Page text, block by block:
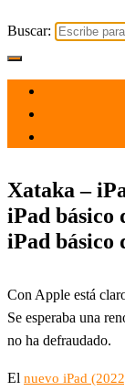
Buscar:
Xataka –
iPad básico
iPad básico
Con Apple está
Se esperaba una
no ha defraudado.
El nuevo iPad